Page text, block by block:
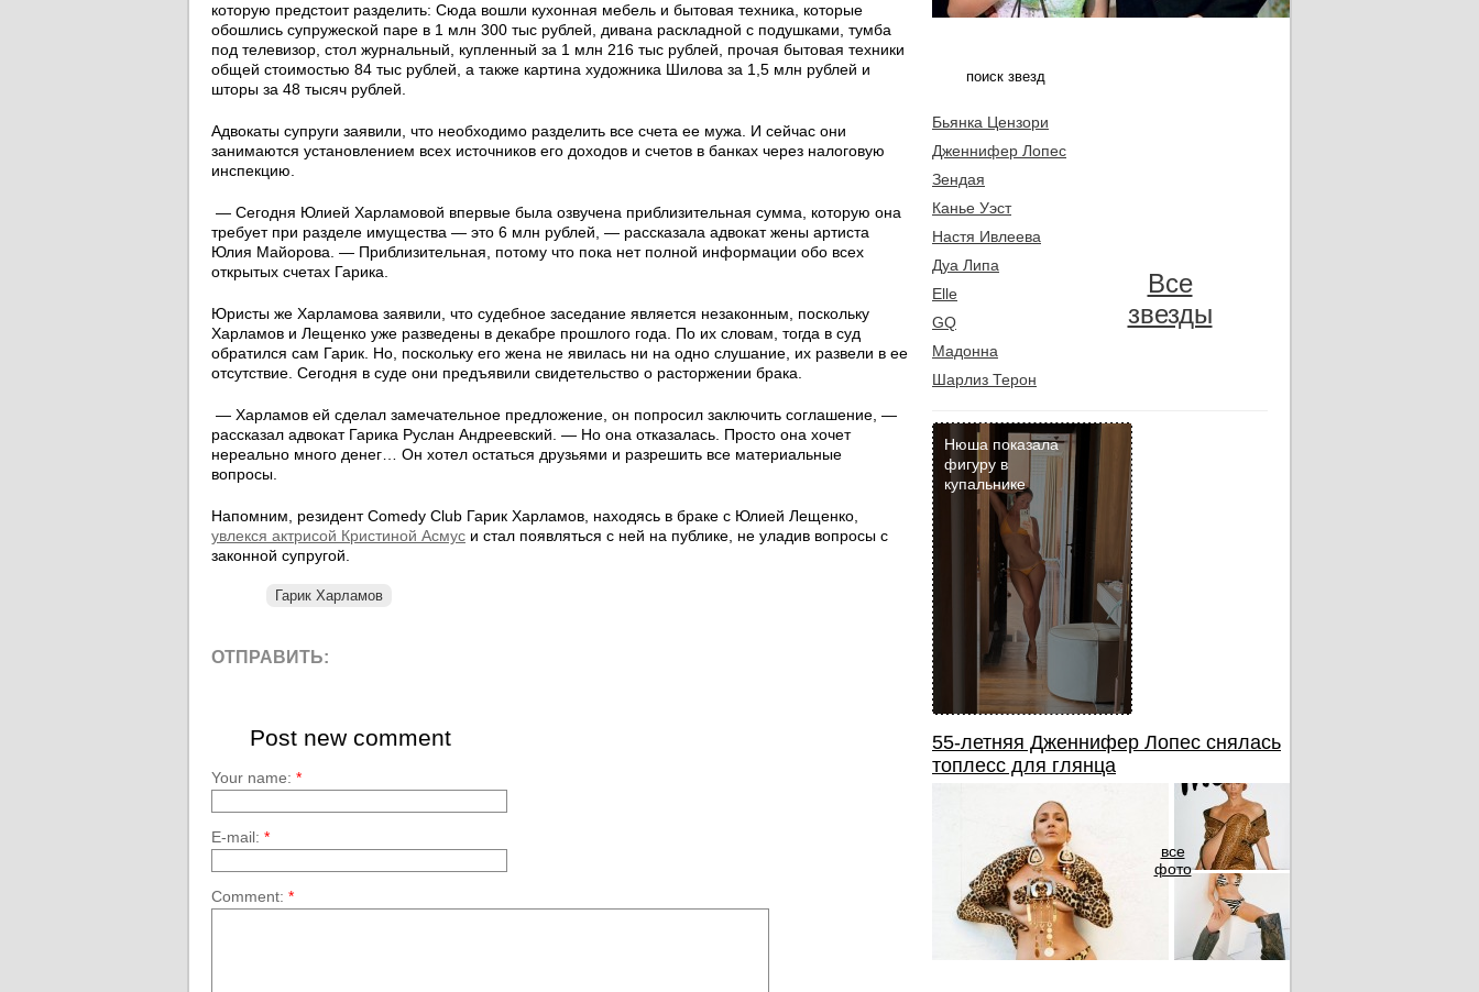
которую предстоит разделить: Сюда вошли кухонная мебель и бытовая техника, которые
обошлись супружеской паре в 1 млн 300 тыс рублей, дивана раскладной с подушками, тумба
под телевизор, стол журнальный, купленный за 1 млн 216 тыс рублей, прочая бытовая техники
общей стоимостью 84 тыс рублей, а также картина художника Шилова за 1,5 млн рублей и
шторы за 48 тысяч рублей.
Адвокаты супруги заявили, что необходимо разделить все счета ее мужа. И сейчас они
занимаются установлением всех источников его доходов и счетов в банках через налоговую
инспекцию.
— Сегодня Юлией Харламовой впервые была озвучена приблизительная сумма, которую она
требует при разделе имущества — это 6 млн рублей, — рассказала адвокат жены артиста
Юлия Майорова. — Приблизительная, потому что пока нет полной информации обо всех
открытых счетах Гарика.
Юристы же Харламова заявили, что судебное заседание является незаконным, поскольку
Харламов и Лещенко уже разведены в декабре прошлого года. По их словам, тогда в суд
обратился сам Гарик. Но, поскольку его жена не явилась ни на одно слушание, их развели в ее
отсутствие. Сегодня в суде они предъявили свидетельство о расторжении брака.
— Харламов ей сделал замечательное предложение, он попросил заключить соглашение, —
рассказал адвокат Гарика Руслан Андреевский. — Но она отказалась. Просто она хочет
нереально много денег… Он хотел остаться друзьями и разрешить все материальные
вопросы.
Напомним, резидент Comedy Club Гарик Харламов, находясь в браке с Юлией Лещенко,
увлекся актрисой Кристиной Асмус и стал появляться с ней на публике, не уладив вопросы с
законной супругой.
Гарик Харламов
ОТПРАВИТЬ:
Post new comment
Your name: *
E-mail: *
Comment: *
Бьянка Цензори
Дженнифер Лопес
Зендая
Канье Уэст
Настя Ивлеева
Дуа Липа
Elle
GQ
Мадонна
Шарлиз Терон
Все
звезды
Нюша показала
фигуру в
купальнике
55-летняя Дженнифер Лопес снялась
топлесс для глянца
все
фото